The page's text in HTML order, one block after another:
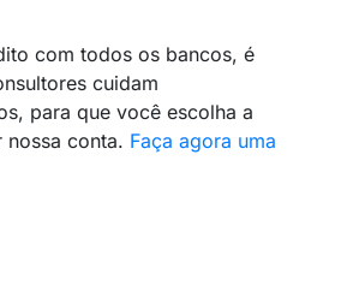
com todos os bancos, é
cuidam
para que você escolha a
conta. Faça agora uma